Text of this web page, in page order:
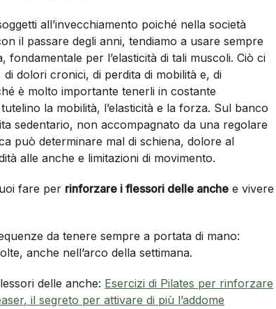
all’invecchiamento poiché nella società
il passare degli anni, tendiamo a usare sempre
fondamentale per l’elasticità di tali muscoli. Ciò ci
dolori cronici, di perdita di mobilità e, di
è molto importante tenerli in costante
la mobilità, l’elasticità e la forza. Sul banco
sedentario, non accompagnato da una regolare
può determinare mal di schiena, dolore al
alle anche e limitazioni di movimento.
fare per rinforzare i flessori delle anche e vivere
da tenere sempre a portata di mano:
anche nell’arco della settimana.
delle anche: Esercizi di Pilates per rinforzare
il segreto per attivare di più l’addome